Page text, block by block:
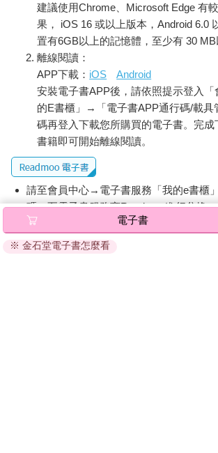
建議使用Chrome、Microsoft Edge 有
果， iOS 16 或以上版本，Android 6.0
置有6GB以上的記憶體，至少有 30 MB
離線閱讀：
APP下載： iOS
Android
安裝電子書APP後，請依照提示登入
的E書櫃」→「電子書APP通行碼/載具
碼再登入下載您所購買的電子書。完
書籍即可開始離線閱讀。
請至會員中心→電子書服務「我的e書櫃
碼』至電子書服務商Readmoo進行兌換。
退換貨須知：
因版權保護，您在金石堂所購買的電子書
電子書
※ 金石堂電子書怎麼看